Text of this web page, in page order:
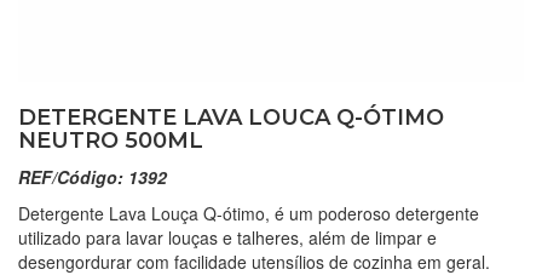
DETERGENTE LAVA LOUCA Q-ÓTIMO
NEUTRO 500ML
REF/Código: 1392
Detergente Lava Louça Q-ótimo, é um poderoso detergente
utilizado para lavar louças e talheres, além de limpar e
desengordurar com facilidade utensílios de cozinha em geral.